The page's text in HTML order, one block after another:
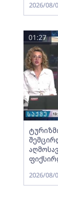
2026/08/
01:27
2026/08/